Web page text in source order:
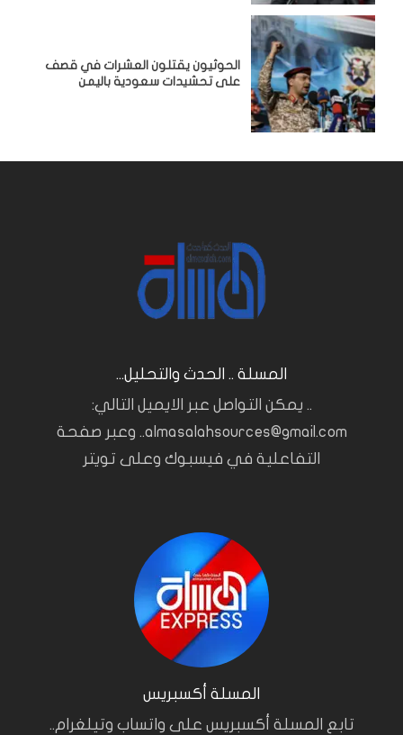
الحوثيون يقتلون العشرات في قصف
على تحشيدات سعودية باليمن
المسلة .. الحدث والتحليل...
.. يمكن التواصل عبر الايميل التالي:
almasalahsources@gmail.com.. وعبر صفحة
التفاعلية في فيسبوك وعلى تويتر
المسلة أكسبريس
تابع المسلة أكسبريس على واتساب وتيلغرام..